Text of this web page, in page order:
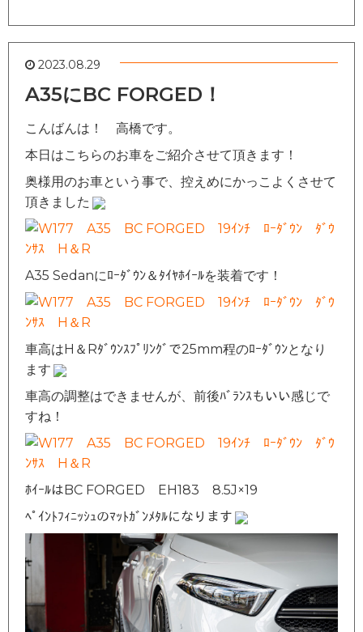
2023.08.29
A35にBC FORGED！
こんばんは！ 高橋です。
本日はこちらのお車をご紹介させて頂きます！
奥様用のお車という事で、控えめにかっこよくさせて
頂きました
A35 Sedanにﾛｰﾀﾞｳﾝ＆ﾀｲﾔﾎｲｰﾙを装着です！
車高はH＆Rﾀﾞｳﾝｽﾌﾟﾘﾝｸﾞで25mm程のﾛｰﾀﾞｳﾝとなり
ます
車高の調整はできませんが、前後ﾊﾞﾗﾝｽもいい感じで
すね！
ﾎｲｰﾙはBC FORGED EH183 8.5J×19
ﾍﾟｲﾝﾄﾌｨﾆｯｼｭのﾏｯﾄｶﾞﾝﾒﾀﾙになります